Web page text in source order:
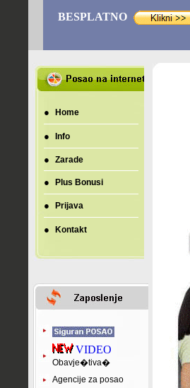
BESPLATNO
● Home
● Info
● Zarade
● Plus Bonusi
● Prijava
● Kontakt
VIDEO
Obavje�tiva�
Agencije za posao